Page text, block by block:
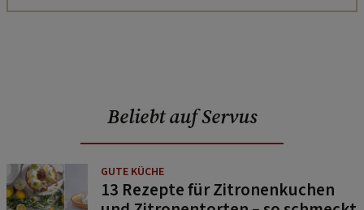
Beliebt auf Servus
GUTE KÜCHE
13 Rezepte für Zitronenkuchen